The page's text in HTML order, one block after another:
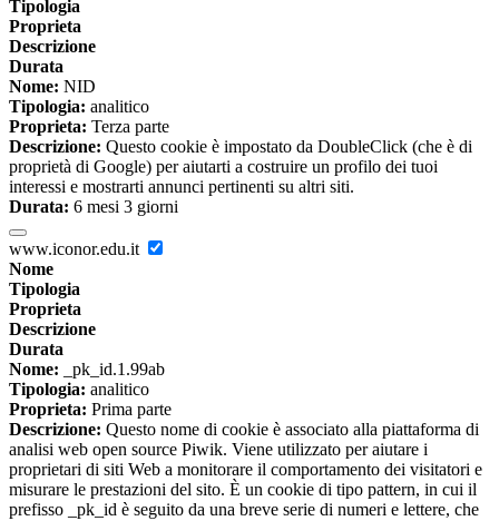
Tipologia
Proprieta
Descrizione
Durata
Nome: NID
Tipologia: analitico
Proprieta: Terza parte
Descrizione: Questo cookie è impostato da DoubleClick (che è di
proprietà di Google) per aiutarti a costruire un profilo dei tuoi
interessi e mostrarti annunci pertinenti su altri siti.
Durata: 6 mesi 3 giorni
www.iconor.edu.it
Nome
Tipologia
Proprieta
Descrizione
Durata
Nome: _pk_id.1.99ab
Tipologia: analitico
Proprieta: Prima parte
Descrizione: Questo nome di cookie è associato alla piattaforma di
analisi web open source Piwik. Viene utilizzato per aiutare i
proprietari di siti Web a monitorare il comportamento dei visitatori e
misurare le prestazioni del sito. È un cookie di tipo pattern, in cui il
prefisso _pk_id è seguito da una breve serie di numeri e lettere, che